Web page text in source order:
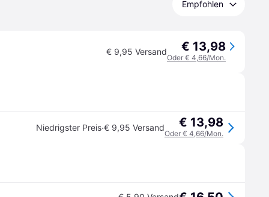
Empfohlen
€ 9,95 Versand € 13,98
Oder € 4,66/Mon.
Niedrigster Preis·€ 9,95 Versand € 13,98
Oder € 4,66/Mon.